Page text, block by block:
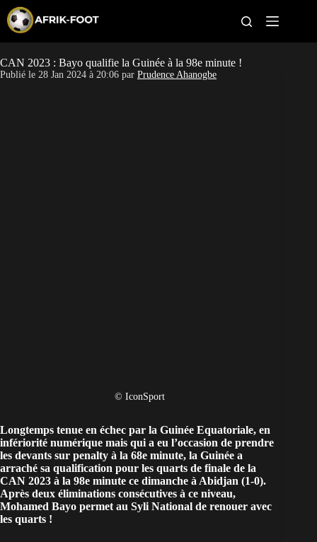
p
o
c
CAN féminine
CAN 2023 : Bayo qualifie la Guinée à la 98e minute !
Publié le 28 Jan 2024 à 20:06 par Prudence Ahanogbe
© IconSport
Longtemps tenue en échec par la Guinée Equatoriale, en
infériorité numérique mais qui a eu l’occasion de prendre
les devants sur penalty à la 68e minute, la Guinée a
arraché sa qualification pour les quarts de finale de la
CAN 2023 à la 98e minute ce dimanche à Abidjan (1-0).
Après deux éliminations consécutives à ce niveau,
Mohamed Bayo permet au Syli National de renouer avec
les quarts !